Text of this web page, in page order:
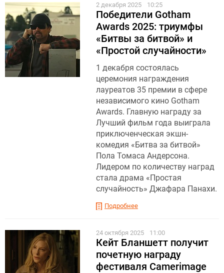
2 декабря 2025 10:25
Победители Gotham
Awards 2025: триумфы
«Битвы за битвой» и
«Простой случайности»
1 декабря состоялась
церемония награждения
лауреатов 35 премии в сфере
независимого кино Gotham
Awards. Главную награду за
Лучший фильм года выиграла
приключенческая экшн-
комедия «Битва за битвой»
Пола Томаса Андерсона.
Лидером по количеству наград
стала драма «Простая
случайность» Джафара Панахи.
Подробнее
24 октября 2025 11:00
Кейт Бланшетт получит
почетную награду
фестиваля Camerimage